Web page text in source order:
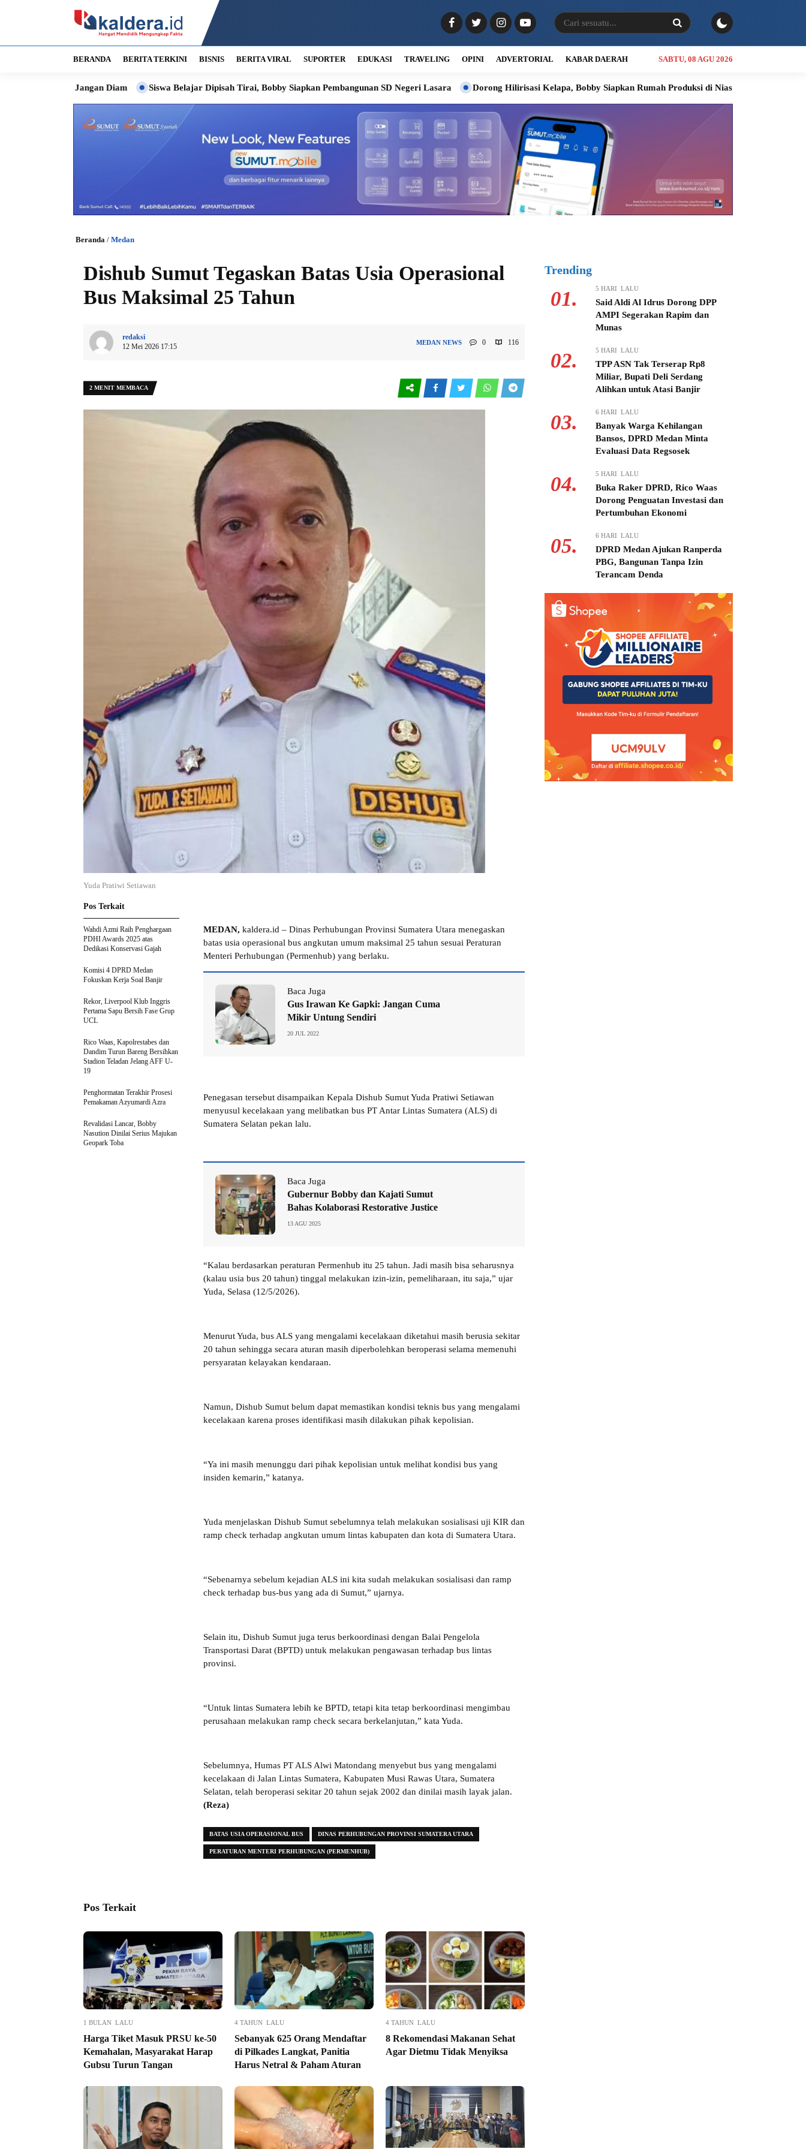
BERANDA BERITA TERKINI BISNIS BERITA VIRAL SUPORTER EDUKASI TRAVELING OPINI ADVERTORIAL KABAR DAERAH SABTU, 08 AGU 2026
Siswa Belajar Dipisah Tirai, Bobby Siapkan Pembangunan SD Negeri Lasara Dorong Hilirisasi Kelapa, Bobby Siapkan Rumah Produksi di Nias Utara INALUM Siapkan
Beranda / Medan
Dishub Sumut Tegaskan Batas Usia Operasional
Bus Maksimal 25 Tahun
redaksi
12 Mei 2026 17:15
MEDAN NEWS 0 116
2 MENIT MEMBACA
Yuda Pratiwi Setiawan
MEDAN, kaldera.id – Dinas Perhubungan Provinsi Sumatera Utara menegaskan
batas usia operasional bus angkutan umum maksimal 25 tahun sesuai Peraturan
Menteri Perhubungan (Permenhub) yang berlaku.
Baca Juga
Gus Irawan Ke Gapki: Jangan Cuma
Mikir Untung Sendiri
20 JUL 2022
Penegasan tersebut disampaikan Kepala Dishub Sumut Yuda Pratiwi Setiawan
menyusul kecelakaan yang melibatkan bus PT Antar Lintas Sumatera (ALS) di
Sumatera Selatan pekan lalu.
Baca Juga
Gubernur Bobby dan Kajati Sumut
Bahas Kolaborasi Restorative Justice
13 AGU 2025
“Kalau berdasarkan peraturan Permenhub itu 25 tahun. Jadi masih bisa seharusnya
(kalau usia bus 20 tahun) tinggal melakukan izin-izin, pemeliharaan, itu saja,” ujar
Yuda, Selasa (12/5/2026).
Menurut Yuda, bus ALS yang mengalami kecelakaan diketahui masih berusia sekitar
20 tahun sehingga secara aturan masih diperbolehkan beroperasi selama memenuhi
persyaratan kelayakan kendaraan.
Namun, Dishub Sumut belum dapat memastikan kondisi teknis bus yang mengalami
kecelakaan karena proses identifikasi masih dilakukan pihak kepolisian.
“Ya ini masih menunggu dari pihak kepolisian untuk melihat kondisi bus yang
insiden kemarin,” katanya.
Yuda menjelaskan Dishub Sumut sebelumnya telah melakukan sosialisasi uji KIR dan
ramp check terhadap angkutan umum lintas kabupaten dan kota di Sumatera Utara.
“Sebenarnya sebelum kejadian ALS ini kita sudah melakukan sosialisasi dan ramp
check terhadap bus-bus yang ada di Sumut,” ujarnya.
Selain itu, Dishub Sumut juga terus berkoordinasi dengan Balai Pengelola
Transportasi Darat (BPTD) untuk melakukan pengawasan terhadap bus lintas
provinsi.
“Untuk lintas Sumatera lebih ke BPTD, tetapi kita tetap berkoordinasi mengimbau
perusahaan melakukan ramp check secara berkelanjutan,” kata Yuda.
Sebelumnya, Humas PT ALS Alwi Matondang menyebut bus yang mengalami
kecelakaan di Jalan Lintas Sumatera, Kabupaten Musi Rawas Utara, Sumatera
Selatan, telah beroperasi sekitar 20 tahun sejak 2002 dan dinilai masih layak jalan.
(Reza)
BATAS USIA OPERASIONAL BUS DINAS PERHUBUNGAN PROVINSI SUMATERA UTARA
PERATURAN MENTERI PERHUBUNGAN (PERMENHUB)
Pos Terkait
Wahdi Azmi Raih Penghargaan
PDHI Awards 2025 atas
Dedikasi Konservasi Gajah
Komisi 4 DPRD Medan
Fokuskan Kerja Soal Banjir
Rekor, Liverpool Klub Inggris
Pertama Sapu Bersih Fase Grup
UCL
Rico Waas, Kapolrestabes dan
Dandim Turun Bareng Bersihkan
Stadion Teladan Jelang AFF U-
19
Penghormatan Terakhir Prosesi
Pemakaman Azyumardi Azra
Revalidasi Lancar, Bobby
Nasution Dinilai Serius Majukan
Geopark Toba
Pos Terkait
1 BULAN LALU
Harga Tiket Masuk PRSU ke-50
Kemahalan, Masyarakat Harap
Gubsu Turun Tangan
4 TAHUN LALU
Sebanyak 625 Orang Mendaftar
di Pilkades Langkat, Panitia
Harus Netral & Paham Aturan
4 TAHUN LALU
8 Rekomendasi Makanan Sehat
Agar Dietmu Tidak Menyiksa
Trending
01. 5 HARI LALU
Said Aldi Al Idrus Dorong DPP
AMPI Segerakan Rapim dan
Munas
02. 5 HARI LALU
TPP ASN Tak Terserap Rp8
Miliar, Bupati Deli Serdang
Alihkan untuk Atasi Banjir
03. 6 HARI LALU
Banyak Warga Kehilangan
Bansos, DPRD Medan Minta
Evaluasi Data Regsosek
04. 5 HARI LALU
Buka Raker DPRD, Rico Waas
Dorong Penguatan Investasi dan
Pertumbuhan Ekonomi
05. 6 HARI LALU
DPRD Medan Ajukan Ranperda
PBG, Bangunan Tanpa Izin
Terancam Denda